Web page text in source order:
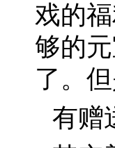
戏的
够的
了。
有赠